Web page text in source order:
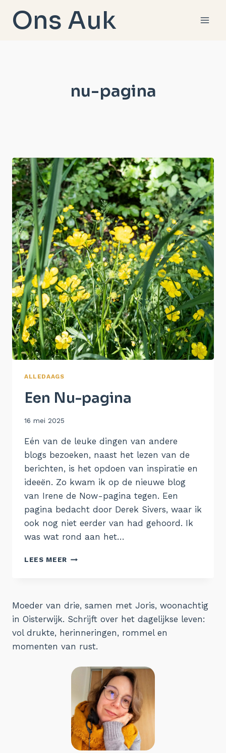
naarOns Auk
nu-pagina
ALLEDAAGS
Een Nu-pagina
Door
16 mei 2025
Eén van de leuke dingen van andere
blogs bezoeken, naast het lezen van de
berichten, is het opdoen van inspiratie en
ideeën. Zo kwam ik op de nieuwe blog
van Irene de Now-pagina tegen. Een
pagina bedacht door Derek Sivers, waar ik
ook nog niet eerder van had gehoord. Ik
was wat rond aan het…
LEES MEER EEN
Moeder van drie, samen met Joris, woonachtig
in Oisterwijk. Schrijft over het dagelijkse leven:
vol drukte, herinneringen, rommel en
momenten van rust.